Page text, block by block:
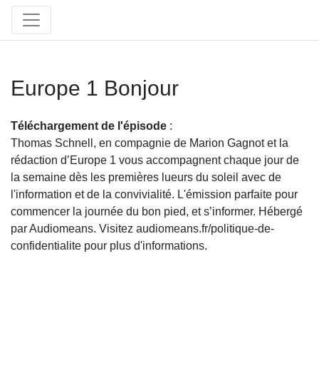
Europe 1 Bonjour
Téléchargement de l'épisode :
Thomas Schnell, en compagnie de Marion Gagnot et la
rédaction d’Europe 1 vous accompagnent chaque jour de
la semaine dès les premières lueurs du soleil avec de
l'information et de la convivialité. L'émission parfaite pour
commencer la journée du bon pied, et s’informer. Hébergé
par Audiomeans. Visitez audiomeans.fr/politique-de-
confidentialite pour plus d'informations.